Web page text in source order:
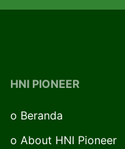
HNI PIONEER
o Beranda
o About HNI Pioneer